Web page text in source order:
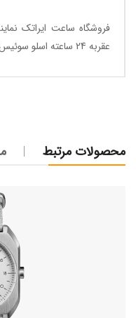
فروشگاه ساعت ایراتک
عقربه 24 ساعته اسلو سوئیسSlow Swiss در ایران
محصولات مرتبط